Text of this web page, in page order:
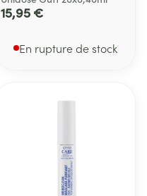
15,95 €
En rupture de stock